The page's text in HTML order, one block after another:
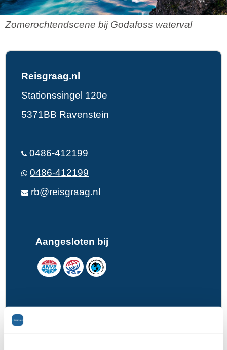
Zomerochtendscene bij Godafoss waterval
Reisgraag.nl
Stationssingel 120e
5371BB Ravenstein
0486-412199
0486-412199
rb@reisgraag.nl
Aangesloten bij
9,8 in 569 reviews